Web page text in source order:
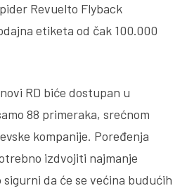
Revuelto Flyback
etiketa od čak 100.000
RD biće dostupan u
88 primeraka, srećnom
kompanije. Poređenja
izdvojiti najmanje
da će se većina budućih